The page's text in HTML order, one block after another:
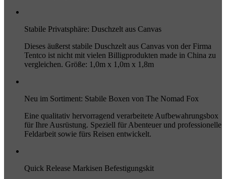
Stabile Privatsphäre: Duschzelt aus Canvas
Dieses äußerst stabile Duschzelt aus Canvas von der Firma
Tentco ist nicht mit vielen Billigprodukten made in China zu
vergleichen. Größe: 1,0m x 1,0m x 1,8m
Neu im Sortiment: Stabile Boxen von The Nomad Fox
Eine qualitativ hervorragend verarbeitete Aufbewahrungsbox
für Ihre Ausrüstung. Speziell für Abenteuer und professionelle
Feldarbeit sowie fürs Reisen entwickelt.
Quick Release Markisen Befestigungskit